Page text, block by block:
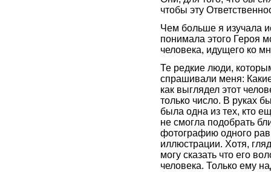
чтобы эту
Чем больше я изучала
понимала этого Героя
человека, идущего ко
Те редкие люди,
спрашивали меня:
как выглядел этот
только число. В руках
была одна из тех, кто
не смогла подобрать
фотографию одного
иллюстрации. Хотя,
могу сказать что его
человека. Только ему